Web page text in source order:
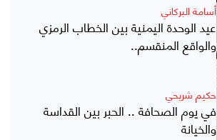
أسامة البركاني
عيد الوحدة اليمنية بين الخطاب الرمزي
والواقع المنقسم..
حكيم شريحي
في يوم الصحافة .. الحبر بين القداسة
والخيانة